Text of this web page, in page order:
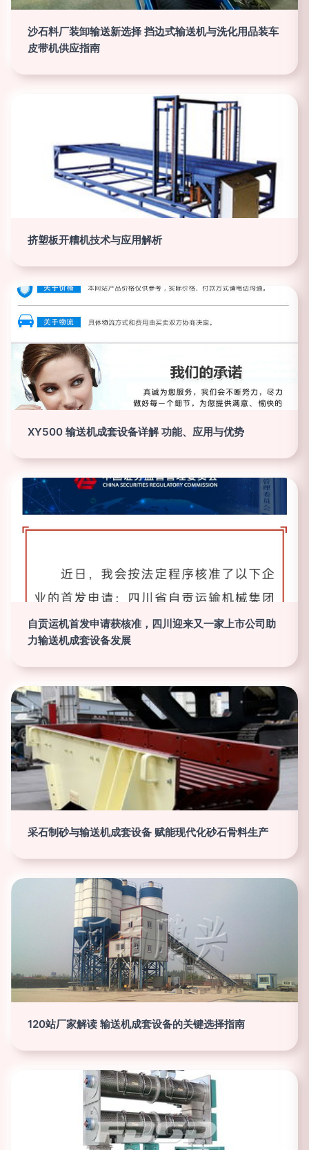
沙石料厂装卸输送新选择 挡边式输送机与洗化用品装车
皮带机供应指南
挤塑板开糟机技术与应用解析
XY500 输送机成套设备详解 功能、应用与优势
自贡运机首发申请获核准，四川迎来又一家上市公司助
力输送机成套设备发展
采石制砂与输送机成套设备 赋能现代化砂石骨料生产
120站厂家解读 输送机成套设备的关键选择指南